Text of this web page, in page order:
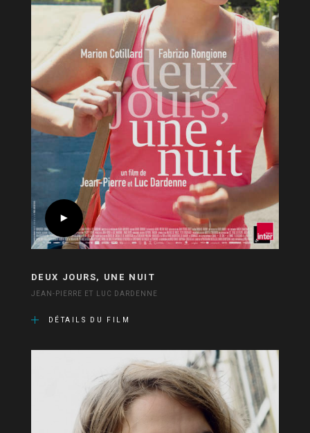
DEUX JOURS, UNE NUIT
JEAN-PIERRE ET LUC DARDENNE
DÉTAILS DU FILM